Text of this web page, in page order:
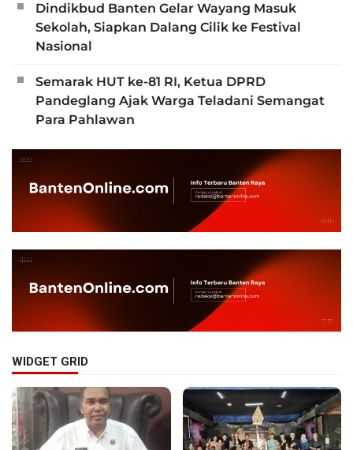
Dindikbud Banten Gelar Wayang Masuk
Sekolah, Siapkan Dalang Cilik ke Festival
Nasional
Semarak HUT ke-81 RI, Ketua DPRD
Pandeglang Ajak Warga Teladani Semangat
Para Pahlawan
WIDGET GRID